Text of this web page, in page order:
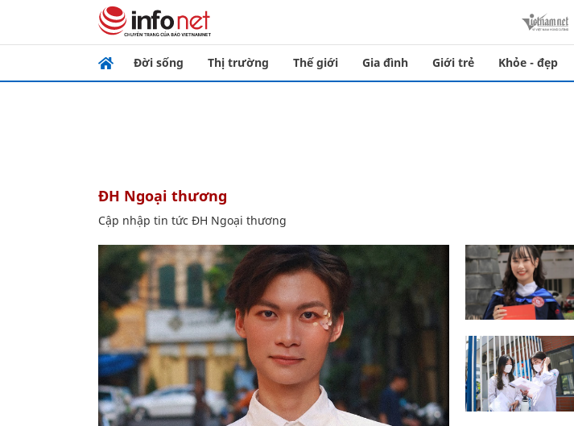
Đời sống Thị trường Thế giới Gia đình Giới trẻ Khỏe - đẹp
ĐH Ngoại thương
Cập nhập tin tức ĐH Ngoại thương